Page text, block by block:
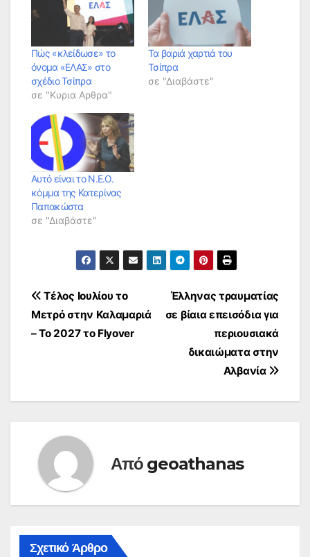
Πώς «κλείδωσε» το
όνομα «ΕΛΑΣ» στο
σχέδιο Τσίπρα
σε "Κυρια Αρθρα"
Τα βαριά χαρτιά του
Τσίπρα
σε "Διαβάστε"
Αυτό είναι το Ν.Ε.Ο.
κόμμα της Κατερίνας
Παπακώστα
σε "Διαβάστε"
Πλοήγηση
άρθρων
Έλληνας τραυματίας
σε βίαια επεισόδια για
περιουσιακά
δικαιώματα στην
Αλβανία
Τέλος Ιουλίου το
Μετρό στην Καλαμαριά
– Το 2027 το Flyover
Από geoathanas
Σχετικό Άρθρο